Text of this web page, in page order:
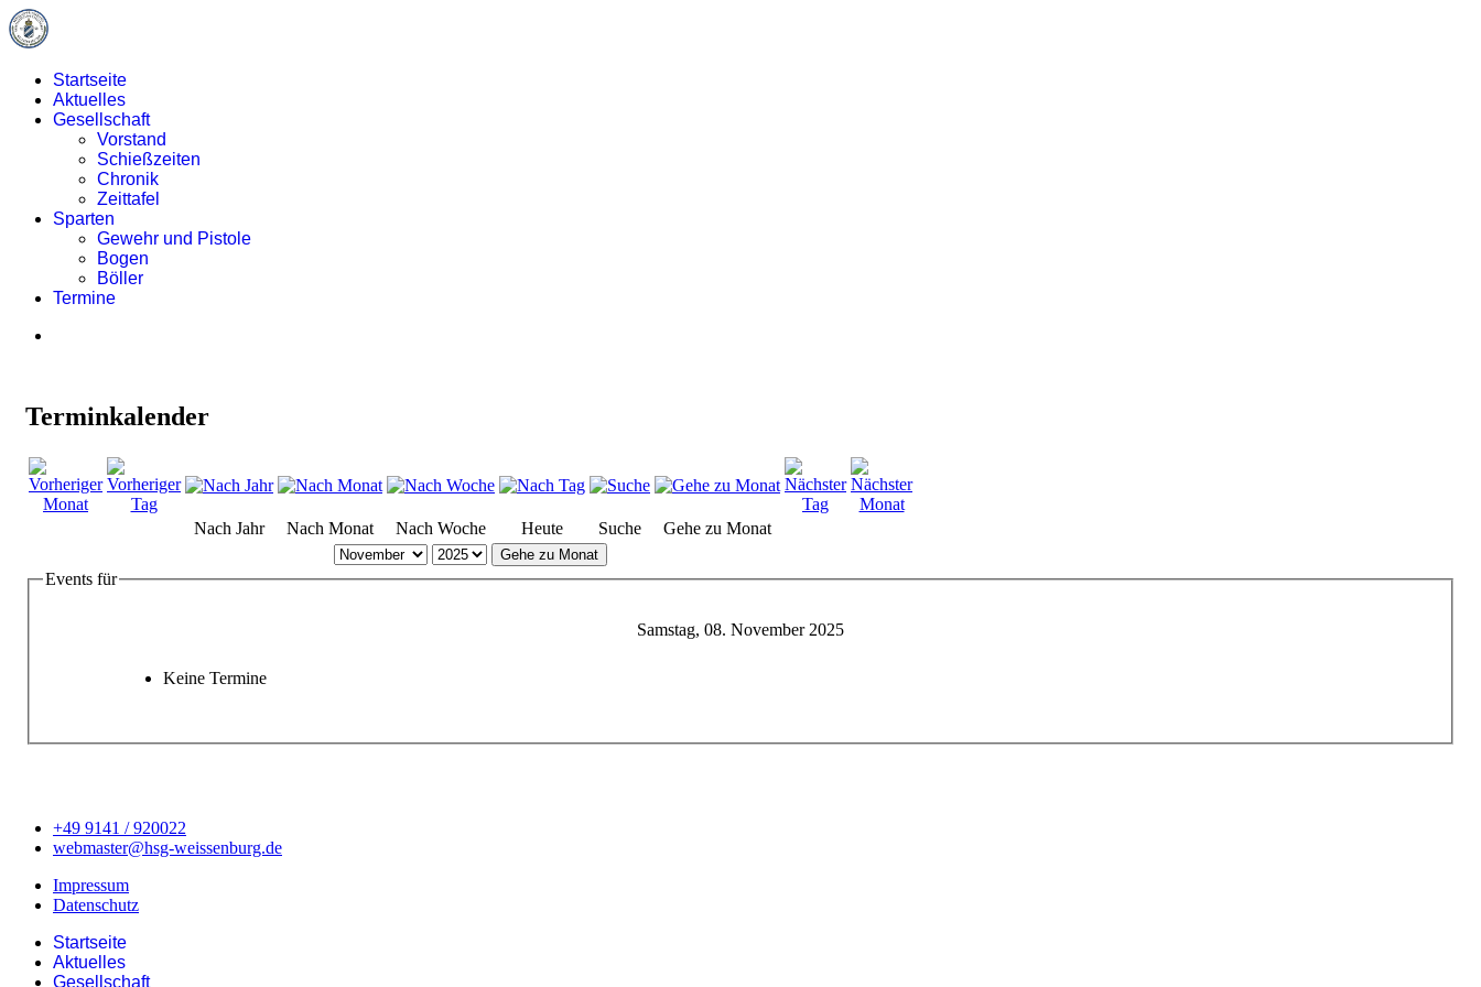
Startseite
Aktuelles
Gesellschaft
Vorstand
Schießzeiten
Chronik
Zeittafel
Sparten
Gewehr und Pistole
Bogen
Böller
Termine
Terminkalender
Nach Jahr Nach Monat Nach Woche Heute Suche Gehe zu Monat
Gehe zu Monat
Events für
Samstag, 08. November 2025
Keine Termine
+49 9141 / 920022
webmaster@hsg-weissenburg.de
Impressum
Datenschutz
Startseite
Aktuelles
Gesellschaft